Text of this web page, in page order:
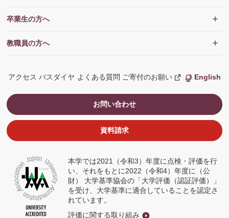
本学では2021（令和3）年度に点検・評価を行
い、それをもとに2022（令和4）年度に（公
財） 大学基準協会の「大学評価（認証評価）」
を受け、大学基準に適合していることを認定さ
れています。
評価に関する取り組み
卒業生の方へ
教職員の方へ
アクセス バスダイヤ よくある質問 ご寄付のお願い
新
し
ン
ド
開
English
お問い合わせ
資料請求